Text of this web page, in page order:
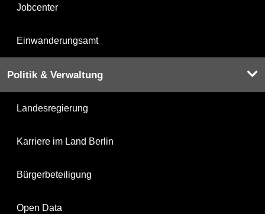
Jobcenter
Einwanderungsamt
Politik & Verwaltung
Landesregierung
Karriere im Land Berlin
Bürgerbeteiligung
Open Data